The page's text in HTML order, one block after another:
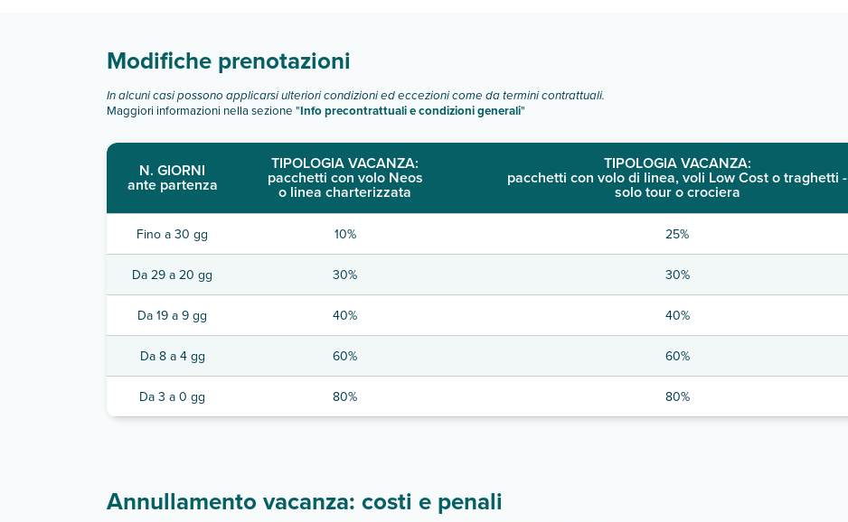
Modifiche prenotazioni
In alcuni casi possono applicarsi ulteriori condizioni ed eccezioni come da termini contrattuali.
Maggiori informazioni nella sezione "Info precontrattuali e condizioni generali"
N. GIORNI
ante partenza
TIPOLOGIA VACANZA:
pacchetti con volo Neos
o linea charterizzata
TIPOLOGIA VACANZA:
pacchetti con volo di linea, voli Low Cost o traghetti -
solo tour o crociera
Fino a 30 gg 10% 25%
Da 29 a 20 gg 30% 30%
Da 19 a 9 gg 40% 40%
Da 8 a 4 gg 60% 60%
Da 3 a 0 gg 80% 80%
Annullamento vacanza: costi e penali